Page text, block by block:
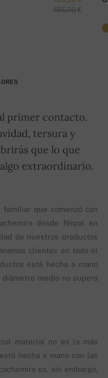
155,00 €
primer contacto.
tersura y
que lo que
extraordinario.
familiar que comenzó con
desde Nepal en
de nuestros productos
clientes en todo el
está hecha a mano
medio no supera
material no es la más
hecha a mano con las
es, sin embargo,